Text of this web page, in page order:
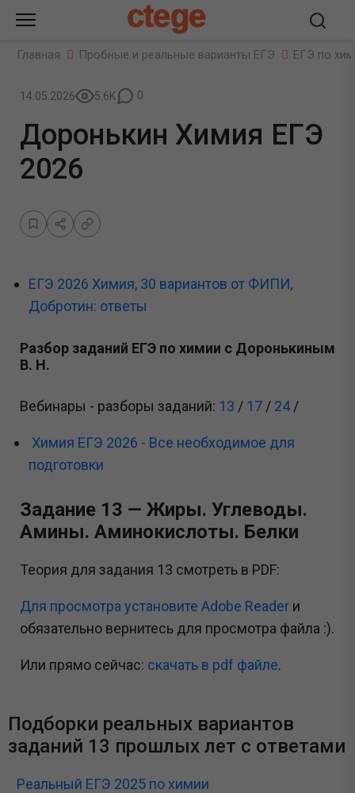
ctege
Главная Пробные и реальные варианты ЕГЭ ЕГЭ по
14.05.2026 5.6K 0
Доронькин Химия ЕГЭ
2026
ЕГЭ 2026 Химия, 30 вариантов от ФИПИ,
Добротин: ответы
Разбор заданий ЕГЭ по химии с Доронькиным
В. Н.
Вебинары - разборы заданий: 13 / 17 / 24/
Химия ЕГЭ 2026 - Все необходимое для
подготовки
Задание 13 — Жиры. Углеводы.
Амины. Аминокислоты. Белки
Теория для задания 13 смотреть в PDF:
Для просмотра установите Adobe Reader и
обязательно вернитесь для просмотра файла :).
Или прямо сейчас: cкачать в pdf файле.
Подборки реальных вариантов
заданий 13 прошлых лет с ответами
Реальный ЕГЭ 2025 по химии